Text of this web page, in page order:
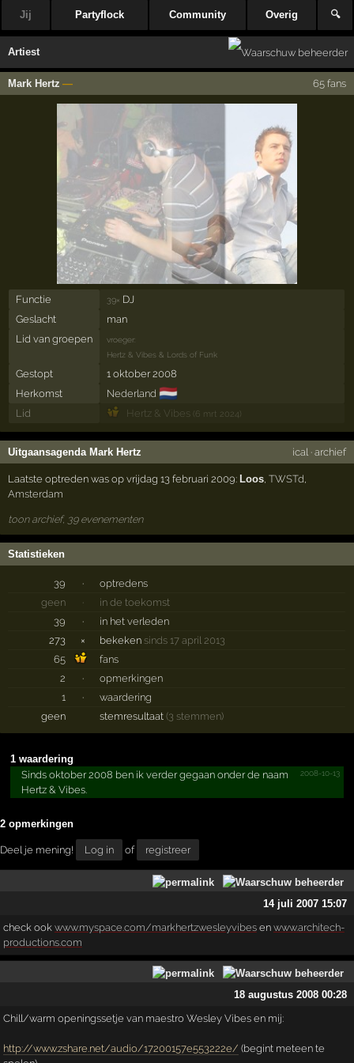
Jij Partyflock Community Overig 🔍
Artiest
Mark Hertz — 65 fans
Functie 39× DJ
Geslacht
man
Lid van groepen
vroeger:
Hertz & Vibes& Lords of Funk
Gestopt
1 oktober 2008
Herkomst
Nederland 🇳🇱
Lid Hertz & Vibes (6 mrt 2024)
Uitgaansagenda Mark Hertz ical · archief
Laatste optreden was op vrijdag 13 februari 2009: Loos ,TWSTd
Amsterdam
toon archief, 39 evenementen
Statistieken
39 ·
optredens
geen
·
in de toekomst
39
·
in het verleden
273
× bekeken sinds 17 april 2013
65
fans
2
·
opmerkingen
1
·
waardering
geen
stemresultaat(3 stemmen)
1 waardering
2008-10-13
Sinds oktober 2008 ben ik verder gegaan onder de naam
Hertz & Vibes.
2 opmerkingen
Deel je mening! Log in of registreer
14 juli 2007 15:07
check ook www.myspace.com/markhertzwesleyvibesen www.architech-
productions.com
18 augustus 2008 00:28
Chill/warm openingssetje van maestro Wesley Vibes en mij:
http://www.zshare.net/audio/17200157e553222e/ (begint meteen te